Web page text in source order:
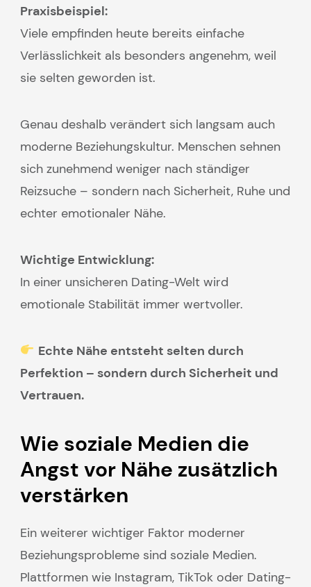
Praxisbeispiel:
Viele empfinden heute bereits einfache
Verlässlichkeit als besonders angenehm, weil
sie selten geworden ist.
Genau deshalb verändert sich langsam auch
moderne Beziehungskultur. Menschen sehnen
sich zunehmend weniger nach ständiger
Reizsuche – sondern nach Sicherheit, Ruhe und
echter emotionaler Nähe.
Wichtige Entwicklung:
In einer unsicheren Dating-Welt wird
emotionale Stabilität immer wertvoller.
Echte Nähe entsteht selten durch
Perfektion – sondern durch Sicherheit und
Vertrauen.
Wie soziale Medien die
Angst vor Nähe zusätzlich
verstärken
Ein weiterer wichtiger Faktor moderner
Beziehungsprobleme sind soziale Medien.
Plattformen wie Instagram, TikTok oder Dating-